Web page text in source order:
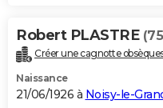
Robert PLASTRE
Créer une cagnotte
Naissance
21/06/1926 à Noisy-le-